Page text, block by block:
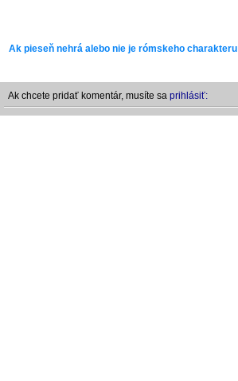
Ak pieseň nehrá alebo nie je rómskeho charakteru
Ak chcete pridať komentár, musíte sa prihlásiť: